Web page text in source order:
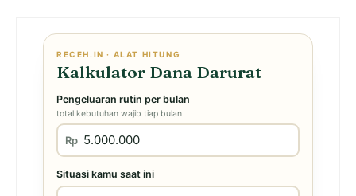
RECEH.IN · ALAT HITUNG
Kalkulator Dana Darurat
Pengeluaran rutin per bulan
total kebutuhan wajib tiap bulan
Rp
Situasi kamu saat ini